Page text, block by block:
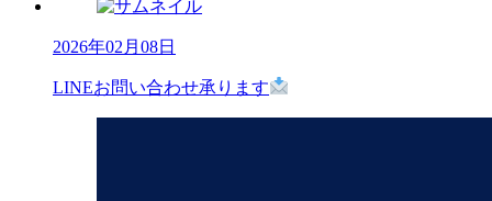
2026年02月08日
LINEお問い合わせ承ります